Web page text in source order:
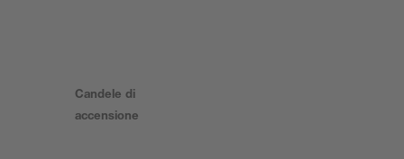
Candele di
accensione